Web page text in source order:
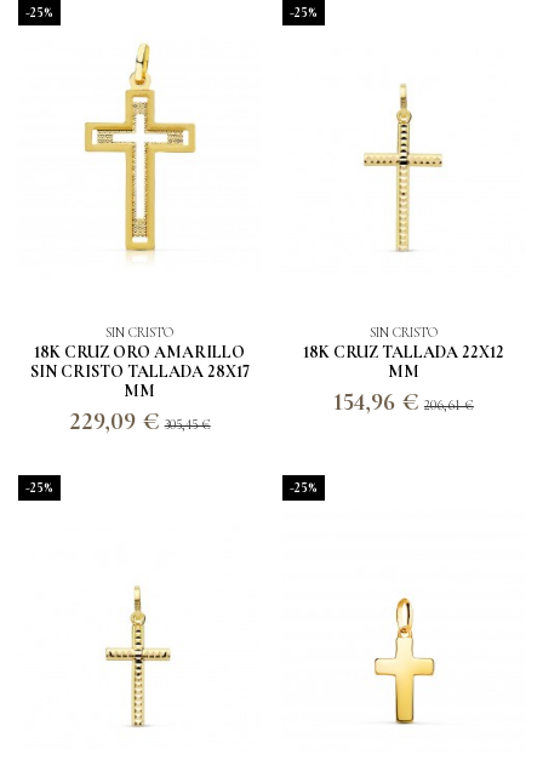
-25%
SIN CRISTO
18K CRUZ ORO AMARILLO
SIN CRISTO TALLADA 28X17
MM
229,09 €305,45 €
-25%
SIN CRISTO
18K CRUZ TALLADA 22X12
MM
154,96 €206,61 €
-25% -25%